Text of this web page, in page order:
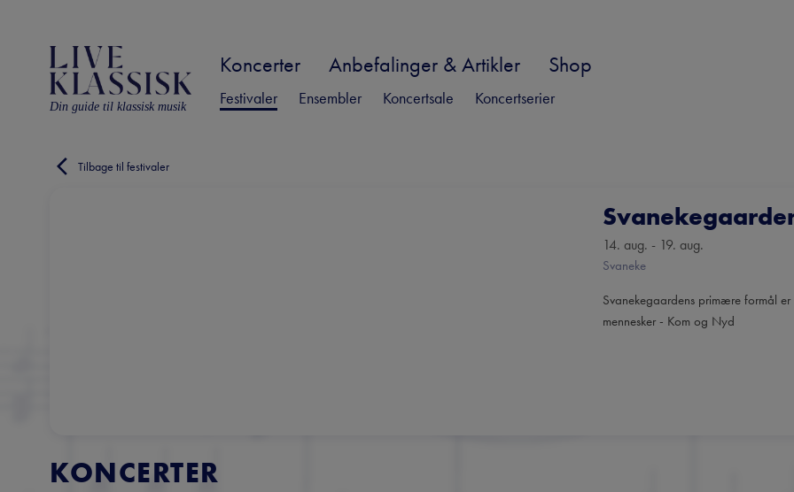
Din guide til klassisk musik
Koncerter Anbefalinger & Artikler Shop
Festivaler Ensembler Koncertsale Koncertserier
Tilbage til festivaler
14. aug. - 19. aug.
Svaneke
Svanekegaardens primære formål
mennesker - Kom og Nyd
KONCERTER